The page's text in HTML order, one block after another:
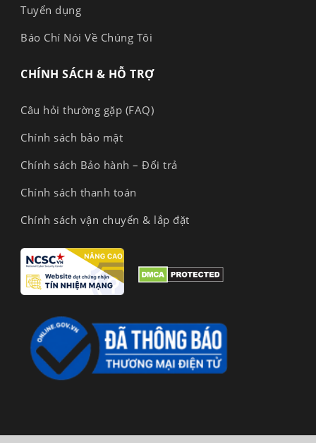
Tuyển dụng
Báo Chí Nói Về Chúng Tôi
CHÍNH SÁCH & HỖ TRỢ
Câu hỏi thường gặp (FAQ)
Chính sách bảo mật
Chính sách Bảo hành – Đổi trả
Chính sách thanh toán
Chính sách vận chuyển & lắp đặt